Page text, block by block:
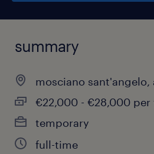
summary
mosciano sant'angelo,
€22,000 - €28,000 per
temporary
full-time